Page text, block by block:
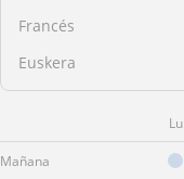
Francés
Euskera
Lu
Mañana